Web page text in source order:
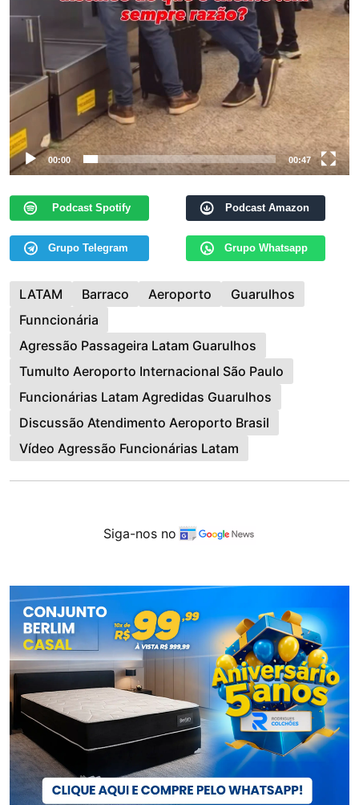
00:00 00:47
Podcast Spotify Podcast Amazon
Grupo Telegram Grupo Whatsapp
LATAM Barraco Aeroporto
Guarulhos
Funncionária
Agressão Passageira Latam Guarulhos
Tumulto Aeroporto Internacional São Paulo
Funcionárias Latam Agredidas Guarulhos
Discussão Atendimento Aeroporto Brasil
Vídeo Agressão Funcionárias Latam
Siga-nos no